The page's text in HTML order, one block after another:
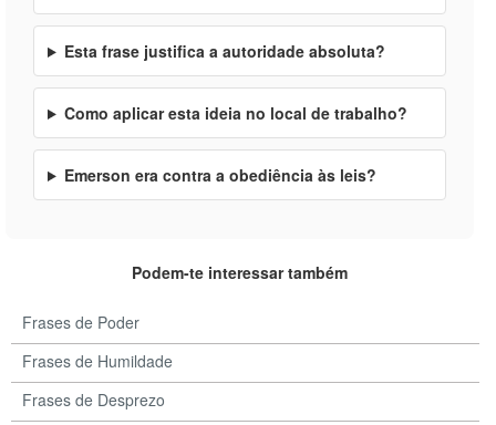
Esta frase justifica a autoridade absoluta?
Como aplicar esta ideia no local de trabalho?
Emerson era contra a obediência às leis?
Podem-te interessar também
Frases de Poder
Frases de Humildade
Frases de Desprezo